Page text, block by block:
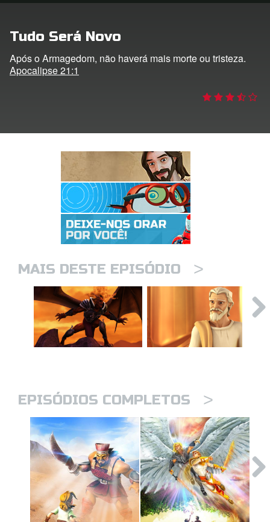
Tudo Será Novo
Após o Armagedom, não haverá mais morte ou tristeza.
Apocalipse 21:1
MAIS DESTE EPISÓDIO >
EPISÓDIOS COMPLETOS >